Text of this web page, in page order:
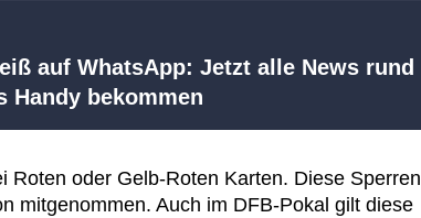
auf WhatsApp: Jetzt alle News rund
Handy bekommen
Roten oder Gelb-Roten Karten. Diese Sperren
mitgenommen. Auch im DFB-Pokal gilt diese